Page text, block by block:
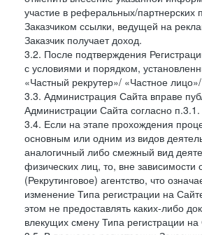
участие в реферальных/
Заказчиком ссылки, ведущей на
Заказчик получает доход.
3.2. После подтверждения
с условиями и порядком,
«Частный рекрутер»/ «Частное
3.3. Администрация Сайта вправе
Администрации Сайта согласно
3.4. Если на этапе прохождения
основным или одним из видов
аналогичный либо смежный вид
физических лиц, то, вне
(Рекрутинговое) агентство, что
изменение Типа регистрации на
этом не предоставлять каких-либо
влекущих смену Типа регистрации на